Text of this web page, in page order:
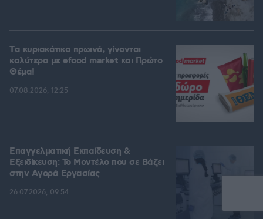
Tα κυριακάτικα πρωινά, γίνονται
καλύτερα με efood market και Πρώτο
Θέμα!
07.08.2026, 12:25
Επαγγελματική Εκπαίδευση &
Εξειδίκευση: Το Mοντέλο που σε Bάζει
στην Aγορά Eργασίας
26.07.2026, 09:54